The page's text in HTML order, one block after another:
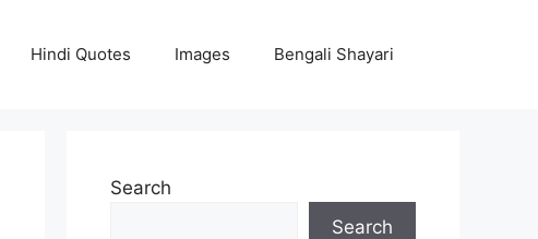
Hindi Quotes Images Bengali Shayari
Search
Search